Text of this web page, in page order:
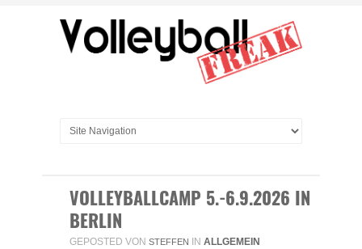
VOLLEYBALLCAMP 5.-6.9.2026 IN
BERLIN
GEPOSTED VON STEFFEN IN ALLGEMEIN